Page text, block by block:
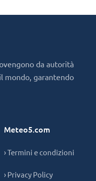
da autorità
mondo, garantendo
Meteo5.com
› Termini e condizioni
› Privacy Policy